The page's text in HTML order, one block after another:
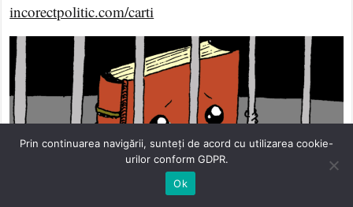
incorectpolitic.com/carti
Prin continuarea navigării, sunteți de acord cu utilizarea cookie-
urilor conform GDPR.
Ok